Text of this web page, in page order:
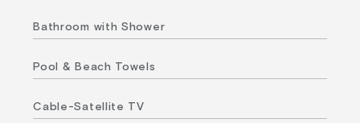
Bathroom with Shower
Pool & Beach Towels
Cable-Satellite TV